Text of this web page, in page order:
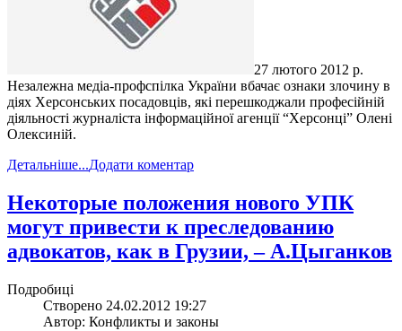
27 лютого 2012 р.
Незалежна медіа-профспілка України вбачає ознаки злочину в
діях Херсонських посадовців, які перешкоджали професійній
діяльності журналіста інформаційної агенції “Херсонці” Олені
Олексиній.
Детальніше...Додати коментар
Некоторые положения нового УПК
могут привести к преследованию
адвокатов, как в Грузии, – А.Цыганков
Подробиці
Створено 24.02.2012 19:27
Автор: Конфликты и законы